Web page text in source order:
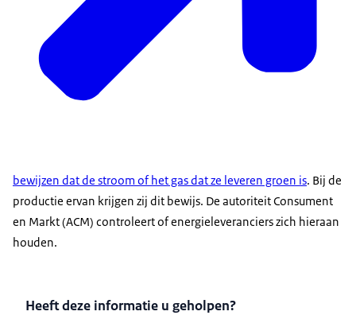
bewijzen dat de stroom of het gas dat ze leveren groen is. Bij de
productie ervan krijgen zij dit bewijs. De autoriteit Consument
en Markt (ACM) controleert of energieleveranciers zich hieraan
houden.
Heeft deze informatie u geholpen?